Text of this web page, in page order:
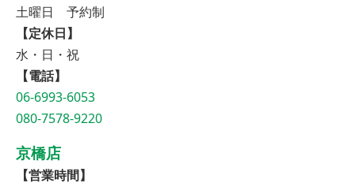
土曜日 予約制
【定休日】
水・日・祝
【電話】
06-6993-6053
080-7578-9220
京橋店
【営業時間】